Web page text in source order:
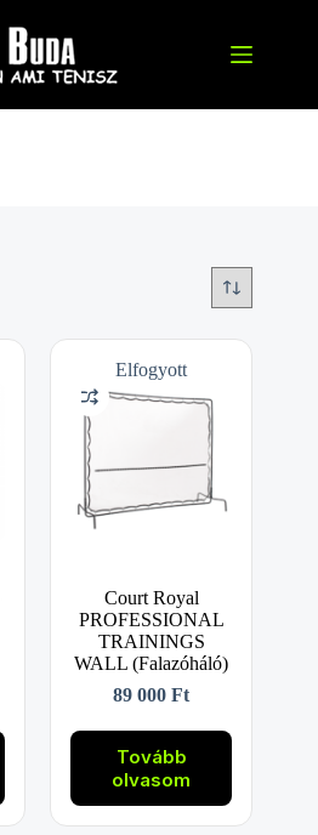
Elfogyott
Court Royal
PROFESSIONAL
TRAININGS
WALL (Falazóháló)
89 000Ft
Tovább
olvasom